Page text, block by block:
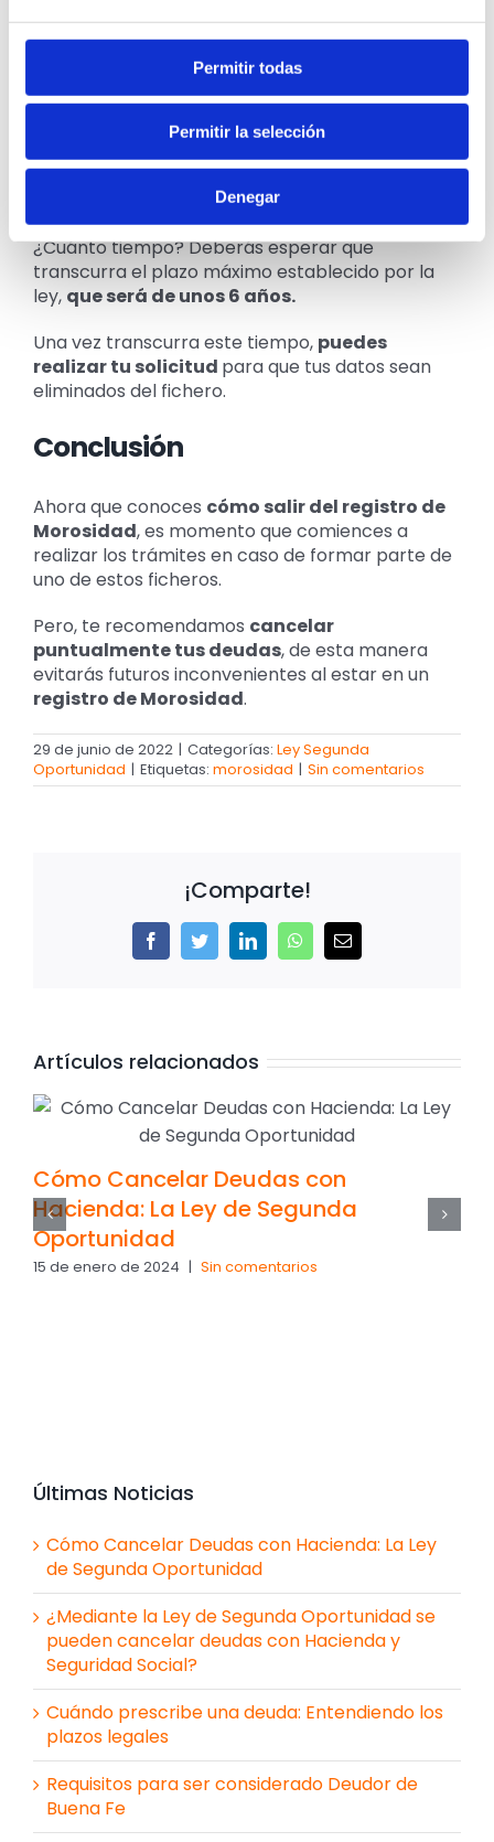
Permitir todas
Permitir la selección
Denegar
haciendo saber el error.
¿Qué ocurre si no podemos
pagar nuestra deuda?
En caso de queno puedas o quieras cancelar
, debes tener claro que vas a
permanecer en el registro de morosidad, pero
¿Cuánto tiempo? Deberás esperar que
transcurra el plazo máximo establecido por la
ley, que será de unos 6 años.
Una vez transcurra este tiempo, puedes
realizar tu solicitud para que tus datos sean
eliminados del fichero.
Conclusión
Ahora que conoces cómo salir del registro de
Morosidad, es momento que comiences a
realizar los trámites en caso de formar parte de
uno de estos ficheros.
Pero, te recomendamos cancelar
puntualmente tus deudas, de esta manera
evitarás futuros inconvenientes al estar en un
registro de Morosidad.
29 de junio de 2022 | Categorías: Ley Segunda
Oportunidad | Etiquetas: morosidad | Sin comentarios
¡Comparte!
FacebookTwitterLinkedInWhatsAppCorreo
electrónico
Artículos relacionados
Cómo Cancelar Deudas con
Hacienda: La Ley de Segunda
Oportunidad
15 de enero de 2024 | Sin comentarios
Últimas Noticias
Cómo Cancelar Deudas con Hacienda: La Ley
de Segunda Oportunidad
¿Mediante la Ley de Segunda Oportunidad se
pueden cancelar deudas con Hacienda y
Seguridad Social?
Cuándo prescribe una deuda: Entendiendo los
plazos legales
Requisitos para ser considerado Deudor de
Buena Fe